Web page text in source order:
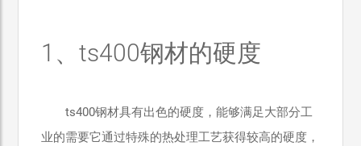
1、ts400钢材的硬度
ts400钢材具有出色的硬度，能够满足大部分工
业的需要它通过特殊的热处理工艺获得较高的硬度，